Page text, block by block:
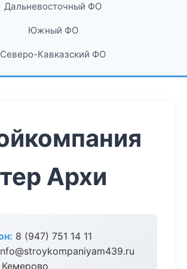
Дальневосточный ФО
Южный ФО
Северо-Кавказский ФО
Архи
8 (947) 751 14 11
Кемерово